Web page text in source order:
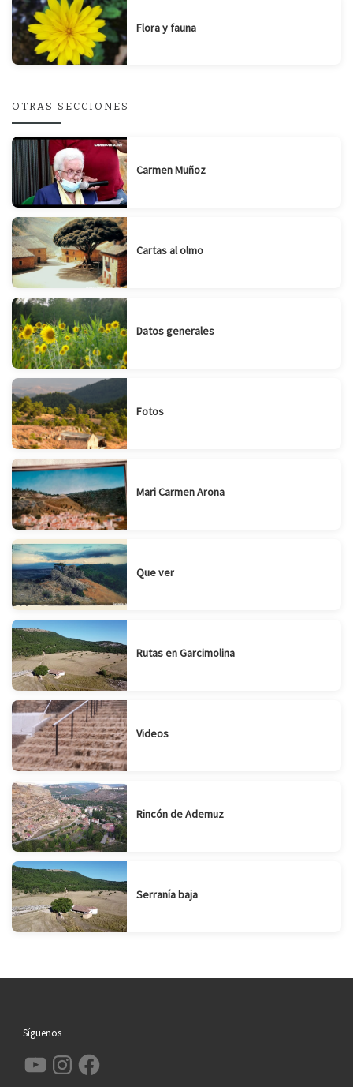
Flora y fauna
OTRAS SECCIONES
Carmen Muñoz
Cartas al olmo
Datos generales
Fotos
Mari Carmen Arona
Que ver
Rutas en Garcimolina
Videos
Rincón de Ademuz
Serranía baja
Síguenos
YouTube InstagramFacebook